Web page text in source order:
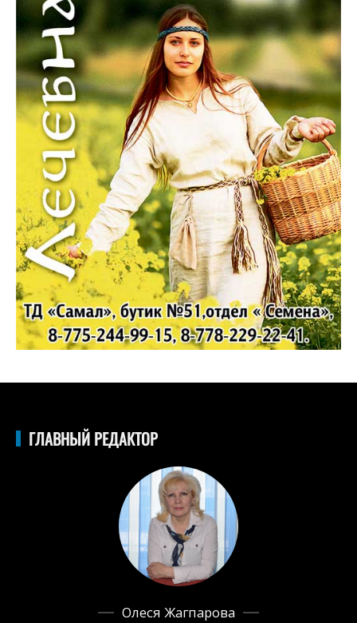
ГЛАВНЫЙ РЕДАКТОР
Олеся Жагпарова